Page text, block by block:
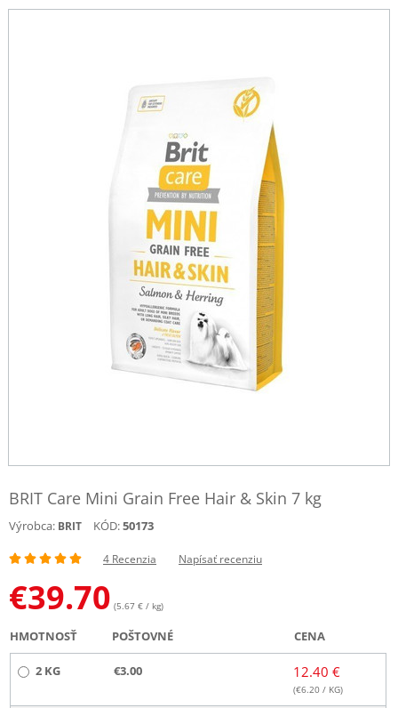
BRIT Care Mini Grain Free Hair & Skin 7 kg
Výrobca: BRIT KÓD:50173
4 Recenzia Napísať recenziu
€39.70 (5.67 € / kg)
HMOTNOSŤ POŠTOVNÉ CENA
2 KG €3.00 12.40 €
(€6.20 / KG)